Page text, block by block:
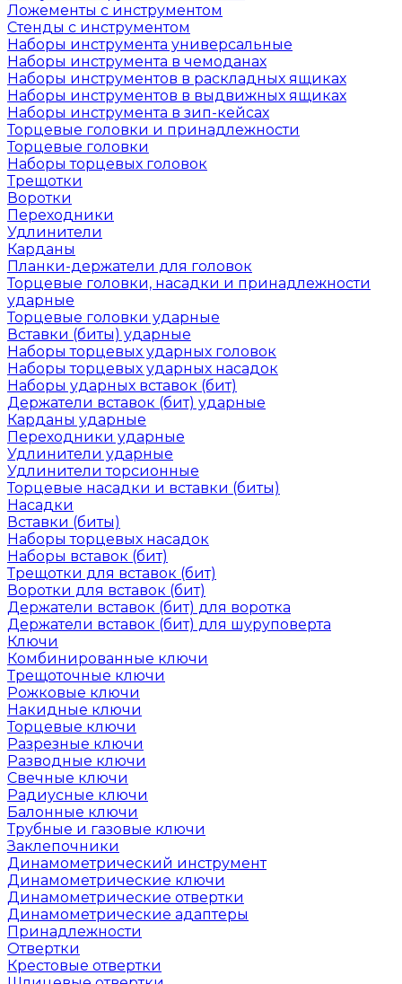
Ложементы с инструментом
Стенды с инструментом
Наборы инструмента универсальные
Наборы инструмента в чемоданах
Наборы инструментов в раскладных ящиках
Наборы инструментов в выдвижных ящиках
Наборы инструмента в зип-кейсах
Торцевые головки и принадлежности
Торцевые головки
Наборы торцевых головок
Трещотки
Воротки
Переходники
Удлинители
Карданы
Планки-держатели для головок
Торцевые головки, насадки и принадлежности
ударные
Торцевые головки ударные
Вставки (биты) ударные
Наборы торцевых ударных головок
Наборы торцевых ударных насадок
Наборы ударных вставок (бит)
Держатели вставок (бит) ударные
Карданы ударные
Переходники ударные
Удлинители ударные
Удлинители торсионные
Торцевые насадки и вставки (биты)
Насадки
Вставки (биты)
Наборы торцевых насадок
Наборы вставок (бит)
Трещотки для вставок (бит)
Воротки для вставок (бит)
Держатели вставок (бит) для воротка
Держатели вставок (бит) для шуруповерта
Ключи
Комбинированные ключи
Трещоточные ключи
Рожковые ключи
Накидные ключи
Торцевые ключи
Разрезные ключи
Разводные ключи
Свечные ключи
Радиусные ключи
Балонные ключи
Трубные и газовые ключи
Заклепочники
Динамометрический инструмент
Динамометрические ключи
Динамометрические отвертки
Динамометрические адаптеры
Принадлежности
Отвертки
Крестовые отвертки